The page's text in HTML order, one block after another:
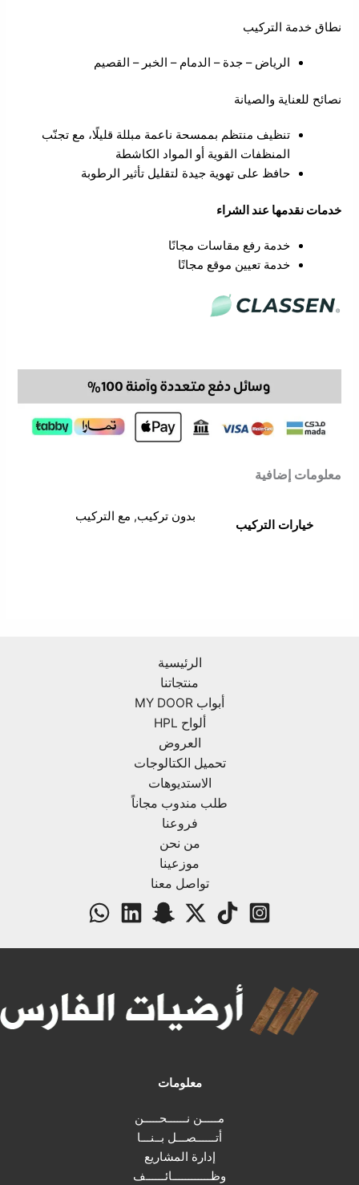
نطاق خدمة التركيب
الرياض – جدة – الدمام – الخبر – القصيم
نصائح للعناية والصيانة
تنظيف منتظم بممسحة ناعمة مبللة قليلًا، مع تجنّب
المنظفات القوية أو المواد الكاشطة
حافظ على تهوية جيدة لتقليل تأثير الرطوبة
خدمات نقدمها عند الشراء
خدمة رفع مقاسات مجانًا
خدمة تعيين موقع مجانًا
معلومات إضافية
خيارات التركيب
بدون تركيب, مع التركيب
الرئيسية
منتجاتنا
أبواب MY DOOR
ألواح HPL
العروض
تحميل الكتالوجات
الاستديوهات
طلب مندوب مجاناً
فروعنا
من نحن
موزعينا
تواصل معنا
معلومات
مـــــن نــــــحـــــن
أتــــــصـــل بــنـــا
إدارة المشاريع
وظــــــــــــائــــــف